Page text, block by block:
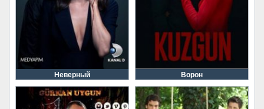
Неверный Ворон